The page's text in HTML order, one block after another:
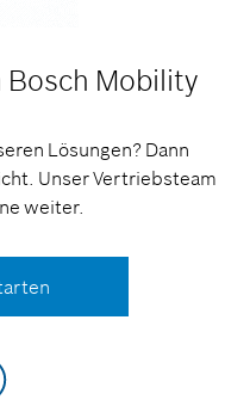
Bosch Mobility
Lösungen? Dann
Unser Vertriebsteam
weiter.